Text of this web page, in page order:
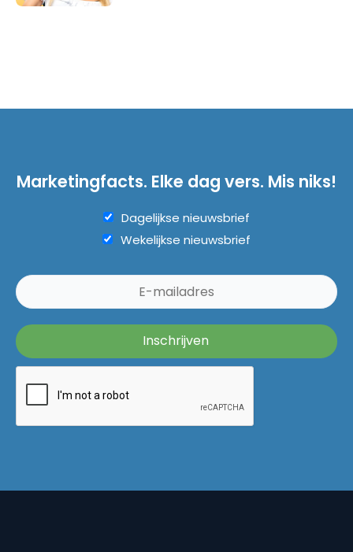
Marketingfacts. Elke dag vers. Mis niks!
Dagelijkse nieuwsbrief
Wekelijkse nieuwsbrief